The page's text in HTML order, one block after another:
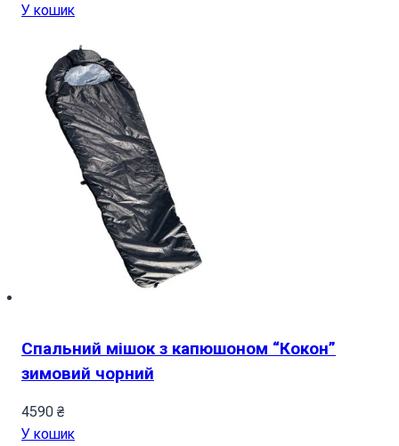
У кошик
Спальний мішок з капюшоном “Кокон”
зимовий чорний
4590 ₴
У кошик